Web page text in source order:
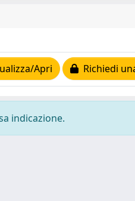
Apri Richiedi
indicazione.